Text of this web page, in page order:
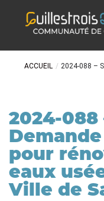
ACCUEIL / 2024-088 –
2024-088
pour
eaux
Ville de